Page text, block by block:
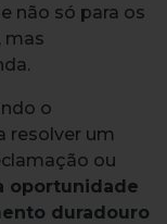
não só para os
mas
o
resolver um
ou
oportunidade
duradouro